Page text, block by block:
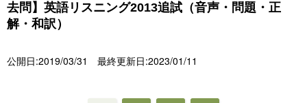
去問】英語リスニング2013追試（音声・問題・正
解・和訳）
公開日:2019/03/31 最終更新日:2023/01/11